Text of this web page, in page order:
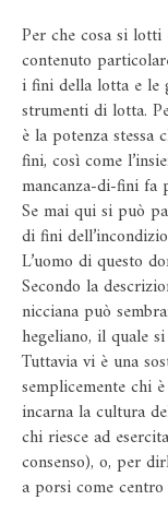
Per che cosa si
contenuto
i fini della lotta e le
strumenti di lotta.
è la potenza stessa
fini, così come
mancanza-di-fini fa
Se mai qui si può
di fini
L’uomo di questo
Secondo la
nicciana può
hegeliano, il quale
Tuttavia vi è una
semplicemente chi
incarna la cultura
chi riesce ad
consenso), o, per
a porsi come